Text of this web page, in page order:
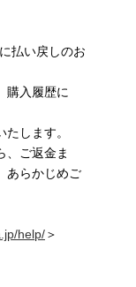
払い戻しのお
購入履歴に
します。
、ご返金ま
あらかじめご
help/＞